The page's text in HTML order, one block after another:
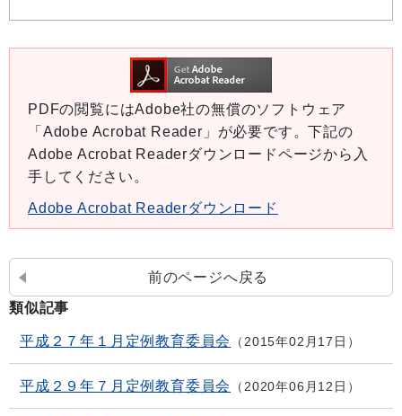
PDFの閲覧にはAdobe社の無償のソフトウェア
「Adobe Acrobat Reader」が必要です。下記の
Adobe Acrobat Readerダウンロードページから入
手してください。
Adobe Acrobat Readerダウンロード
前のページへ戻る
類似記事
平成２７年１月定例教育委員会 2015年02月17日
平成２９年７月定例教育委員会 2020年06月12日